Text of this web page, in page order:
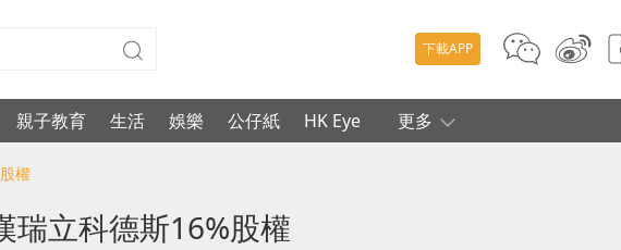
下載APP
親子教育 生活 娛樂 公仔紙 HK Eye 更多
權
瑞立科德斯16%股權